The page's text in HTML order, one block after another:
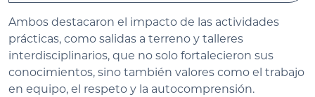
Ambos destacaron el impacto de las actividades
prácticas, como salidas a terreno y talleres
interdisciplinarios, que no solo fortalecieron sus
conocimientos, sino también valores como el trabajo
en equipo, el respeto y la autocomprensión.